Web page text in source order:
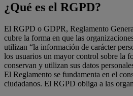
¿Qué es el RGPD?
El RGPD o GDPR, Reglamento
cubre la forma en que las
utilizan “la información de carácter
los usuarios un mayor control sobre la
conservan y utilizan sus datos
El Reglamento se fundamenta en el
ciudadanos. El RGPD obliga a las